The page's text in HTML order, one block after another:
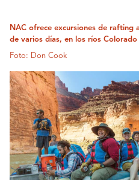
NAC ofrece excursiones de rafting
de varios días, en los ríos Colorado
Foto: Don Cook